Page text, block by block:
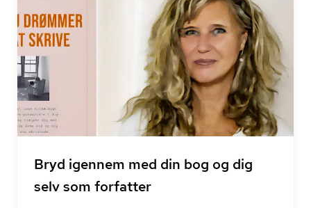
Bryd igennem med din bog og dig
selv som forfatter